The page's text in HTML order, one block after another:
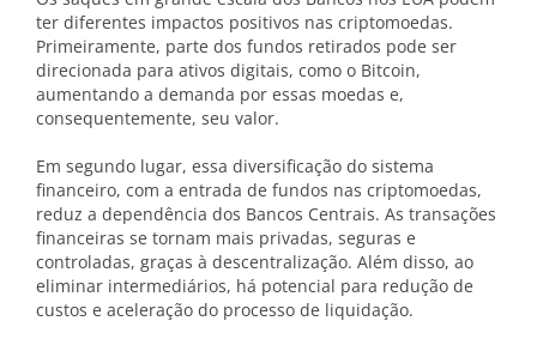
ter diferentes impactos positivos nas criptomoedas.
Primeiramente, parte dos fundos retirados pode ser
direcionada para ativos digitais, como o Bitcoin,
aumentando a demanda por essas moedas e,
consequentemente, seu valor.
Em segundo lugar, essa diversificação do sistema
financeiro, com a entrada de fundos nas criptomoedas,
reduz a dependência dos Bancos Centrais. As transações
financeiras se tornam mais privadas, seguras e
controladas, graças à descentralização. Além disso, ao
eliminar intermediários, há potencial para redução de
custos e aceleração do processo de liquidação.